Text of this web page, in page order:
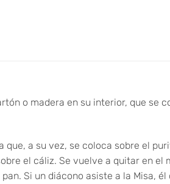
o madera en su interior, que
a su vez, se coloca sobre el
el cáliz. Se vuelve a quitar en
Si un diácono asiste a la Misa,